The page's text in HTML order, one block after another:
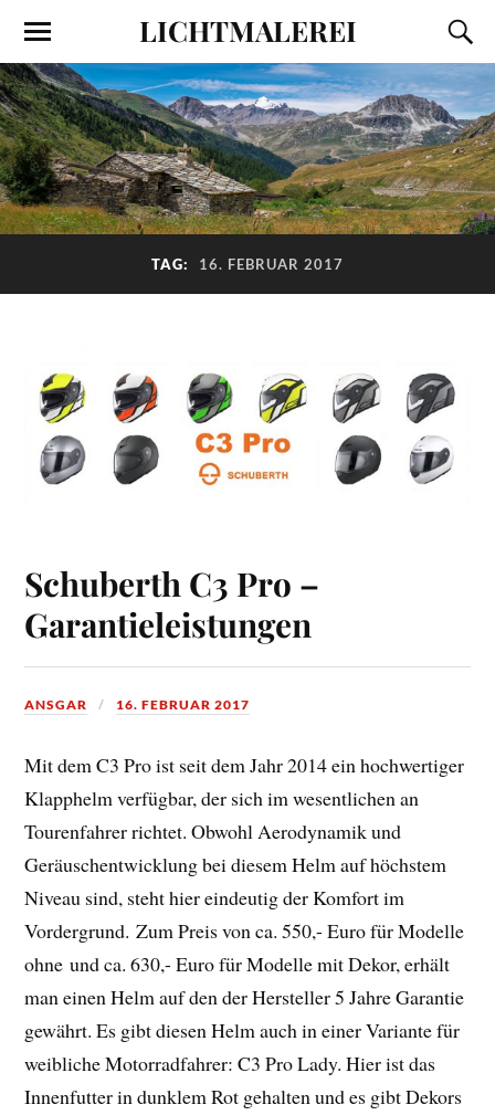
LICHTMALEREI
TAG: 16. FEBRUAR 2017
Schuberth C3 Pro –
Garantieleistungen
ANSGAR 16. FEBRUAR 2017
Mit dem C3 Pro ist seit dem Jahr 2014 ein hochwertiger
Klapphelm verfügbar, der sich im wesentlichen an
Tourenfahrer richtet. Obwohl Aerodynamik und
Geräuschentwicklung bei diesem Helm auf höchstem
Niveau sind, steht hier eindeutig der Komfort im
Vordergrund. Zum Preis von ca. 550,- Euro für Modelle
ohne und ca. 630,- Euro für Modelle mit Dekor, erhält
man einen Helm auf den der Hersteller 5 Jahre Garantie
gewährt. Es gibt diesen Helm auch in einer Variante für
weibliche Motorradfahrer: C3 Pro Lady. Hier ist das
Innenfutter in dunklem Rot gehalten und es gibt Dekors